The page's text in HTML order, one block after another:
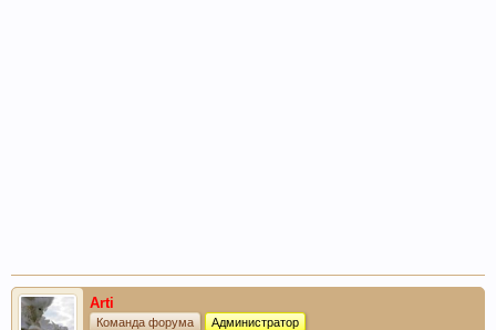
Arti
Команда форума Администратор